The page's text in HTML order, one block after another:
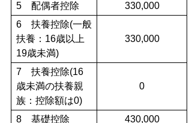
5 配偶者控除
330,000
6 扶養控除(一般
扶養：16歳以上
19歳未満)
330,000
7 扶養控除(16
歳未満の扶養親
族：控除額は0)
0
8 基礎控除
430,000